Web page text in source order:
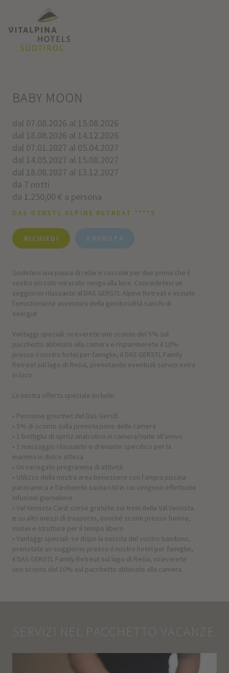
BABY MOON
dal 07.08.2026 al 15.08.2026
dal 18.08.2026 al 14.12.2026
dal 07.01.2027 al 05.04.2027
dal 14.05.2027 al 15.08.2027
dal 18.08.2027 al 13.12.2027
da 7 notti
da 1.250,00 € a persona
DAS GERSTL ALPINE RETREAT ****S
RICHIEDI PRENOTA
Godetevi una pausa di relax e coccole per due prima che il
vostro piccolo miracolo venga alla luce. Concedetevi un
soggiorno rilassante al DAS GERSTL Alpine Retreat e iniziate
l'emozionante avventura della genitorialità carichi di
energia!
Vantaggi speciali: riceverete uno sconto del 5% sul
pacchetto abbinato alla camera e risparmierete il 10%
presso il nostro hotel per famiglie, il DAS GERSTL Family
Retreat sul lago di Resia, prenotando eventuali servizi extra
in loco.
La nostra offerta speciale include:
• Pensione gourmet del Das Gerstl
• 5% di sconto sulla prenotazione della camera
• 1 bottiglia di spritz analcolico in camera/suite all'arrivo
• 1 massaggio rilassante e drenante specifico per la
mamma in dolce attesa
• Un variegato programma di attività
• Utilizzo della nostra area benessere con l'ampia piscina
panoramica e l'ambiente sauna r30 in cui vengono effettuate
infusioni giornaliere
• Val Venosta Card: corse gratuite sui treni della Val Venosta
e su altri mezzi di trasporto, nonché sconti presso funivie,
musei e strutture per il tempo libero
• Vantaggi speciali: se dopo la nascita del vostro bambino,
prenotate un soggiorno presso il nostro hotel per famiglie,
il DAS GERSTL Family Retreat sul lago di Resia, riceverete
uno sconto del 10% sul pacchetto abbinato alla camera.
SERVIZI NEL PACCHETTO VACANZE